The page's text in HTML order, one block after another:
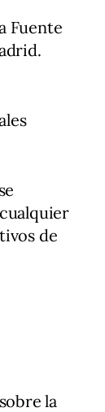
Fuente
de
la